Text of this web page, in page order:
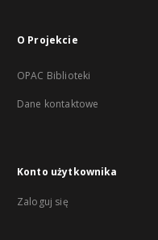
O Projekcie
OPAC Biblioteki
Dane kontaktowe
Konto użytkownika
Zaloguj się